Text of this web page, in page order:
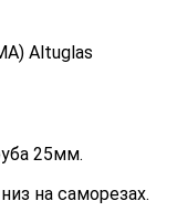
Altuglas
25мм.
на саморезах.